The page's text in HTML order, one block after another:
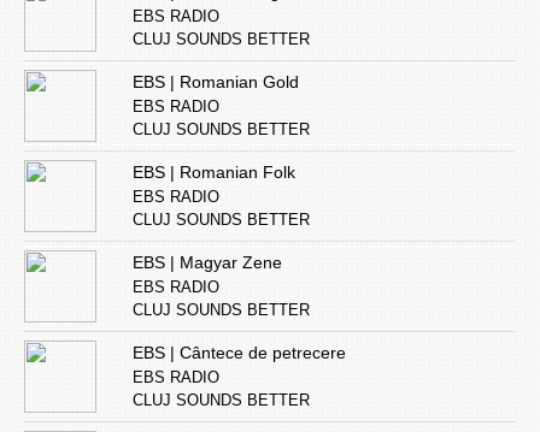
EBS RADIO
CLUJ SOUNDS BETTER
EBS | Romanian Gold
EBS RADIO
CLUJ SOUNDS BETTER
EBS | Romanian Folk
EBS RADIO
CLUJ SOUNDS BETTER
EBS | Magyar Zene
EBS RADIO
CLUJ SOUNDS BETTER
EBS | Cântece de petrecere
EBS RADIO
CLUJ SOUNDS BETTER